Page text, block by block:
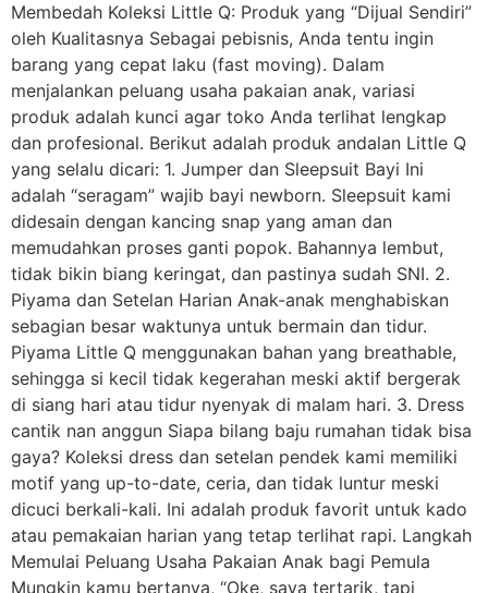
Membedah Koleksi Little Q: Produk yang “Dijual Sendiri”
oleh Kualitasnya Sebagai pebisnis, Anda tentu ingin
barang yang cepat laku (fast moving). Dalam
menjalankan peluang usaha pakaian anak, variasi
produk adalah kunci agar toko Anda terlihat lengkap
dan profesional. Berikut adalah produk andalan Little Q
yang selalu dicari: 1. Jumper dan Sleepsuit Bayi Ini
adalah “seragam” wajib bayi newborn. Sleepsuit kami
didesain dengan kancing snap yang aman dan
memudahkan proses ganti popok. Bahannya lembut,
tidak bikin biang keringat, dan pastinya sudah SNI. 2.
Piyama dan Setelan Harian Anak-anak menghabiskan
sebagian besar waktunya untuk bermain dan tidur.
Piyama Little Q menggunakan bahan yang breathable,
sehingga si kecil tidak kegerahan meski aktif bergerak
di siang hari atau tidur nyenyak di malam hari. 3. Dress
cantik nan anggun Siapa bilang baju rumahan tidak bisa
gaya? Koleksi dress dan setelan pendek kami memiliki
motif yang up-to-date, ceria, dan tidak luntur meski
dicuci berkali-kali. Ini adalah produk favorit untuk kado
atau pemakaian harian yang tetap terlihat rapi. Langkah
Memulai Peluang Usaha Pakaian Anak bagi Pemula
Mungkin kamu bertanya, “Oke, saya tertarik, tapi